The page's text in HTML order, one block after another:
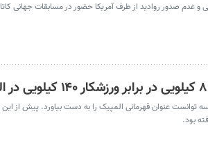
و عدم صدور روادید از طرف آمریکا حضور در مسابقات جهانی